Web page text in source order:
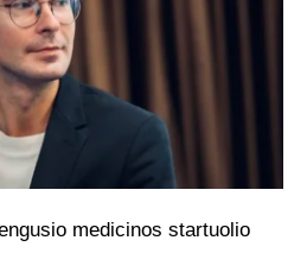
medicinos startuolio